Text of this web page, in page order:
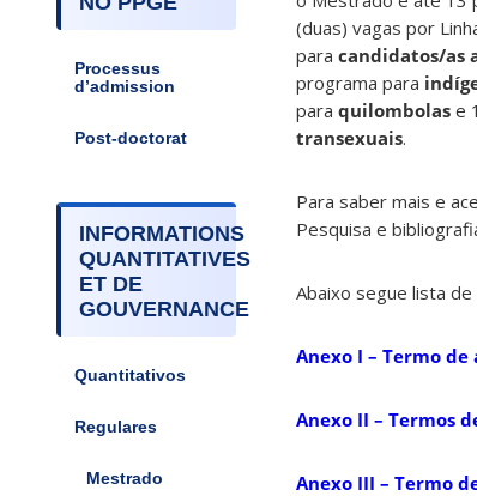
Processus
d’admission
Post-doctorat
INFORMATIONS
QUANTITATIVES
ET DE
GOUVERNANCE
Quantitativos
Regulares
Mestrado
(duas) vagas por
para candidatos/as
programa para
para quilombolas e
transexuais.
Para saber mais e
Pesquisa e
Abaixo segue lista de
Anexo I – Termo
Anexo II – Termos
Anexo III – Termo